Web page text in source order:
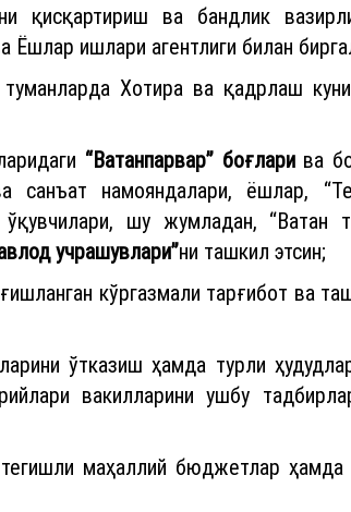
қисқартириш ва бандлик
ишлари агентлиги билан
Хотира ва қадрлаш
“Ватанпарвар” боғларива
намояндалари, ёшлар,
шу жумладан, “Ватан
учрашувлари”ни ташкил этсин;
кўргазмали тарғибот ва
ўтказиш ҳамда турли
вакилларини ушбу
маҳаллий бюджетлар ҳамда